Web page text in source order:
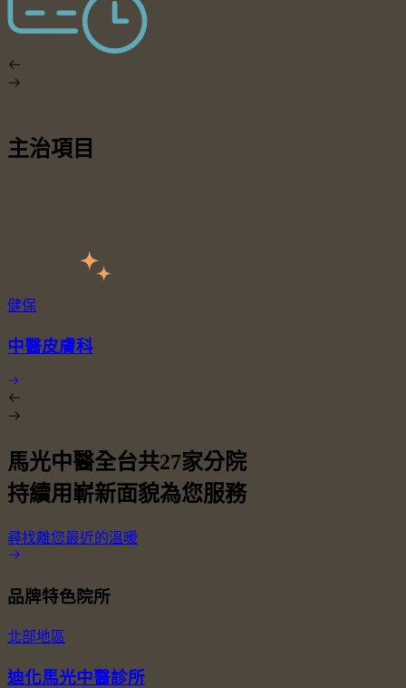
主治項目
健保
中醫皮膚科
馬光中醫全台共27家分院
持續用嶄新面貌為您服務
尋找離您最近的溫暖
品牌特色院所
北部地區
迪化馬光中醫診所